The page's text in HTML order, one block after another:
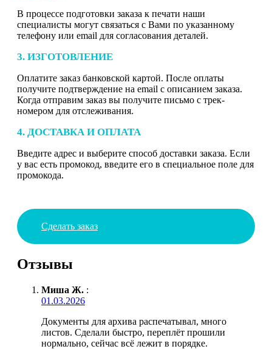
В процессе подготовки заказа к печати наши
специалисты могут связаться с Вами по указанному
телефону или email для согласования деталей.
3. ИЗГОТОВЛЕНИЕ
Оплатите заказ банковской картой. После оплаты
получите подтверждение на email с описанием заказа.
Когда отправим заказ вы получите письмо с трек-
номером для отслеживания.
4. ДОСТАВКА И ОПЛАТА
Введите адрес и выберите способ доставки заказа. Если
у вас есть промокод, введите его в специальное поле для
промокода.
Сделать заказ
Отзывы
Миша Ж. :
01.03.2026
Документы для архива распечатывал, много
листов. Сделали быстро, переплёт прошили
нормально, сейчас всё лежит в порядке.